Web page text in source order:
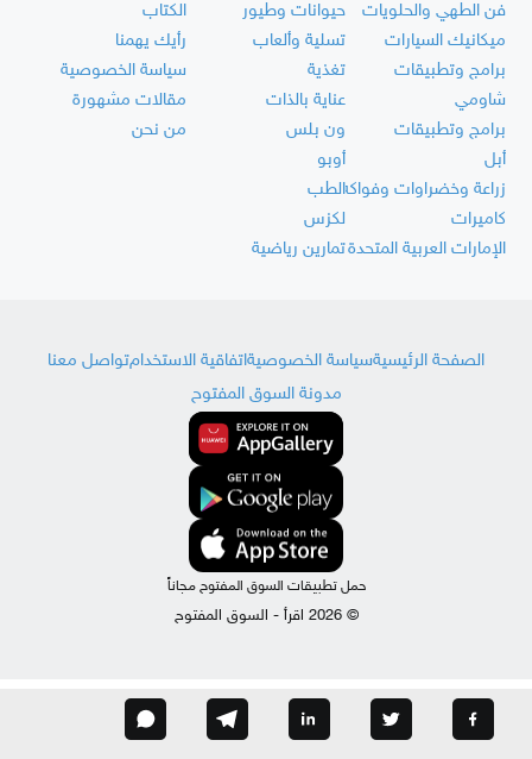
فن الطهي والحلويات
حيوانات وطيور
ميكانيك السيارات
تسلية وألعاب
برامج وتطبيقات
تغذية
شاومي
عناية بالذات
برامج وتطبيقات
ون بلس
أبل
أوبو
زراعة وخضراوات وفواكهالطب
كاميرات
لكزس
الإمارات العربية المتحدةتمارين رياضية
الكتاب
رأيك يهمنا
سياسة الخصوصية
مقالات مشهورة
من نحن
الصفحة الرئيسيةسياسة الخصوصيةاتفاقية الاستخدامتواصل معنا
مدونة السوق المفتوح
حمل تطبيقات السوق المفتوح مجاناً
© 2026 اقرأ - السوق المفتوح